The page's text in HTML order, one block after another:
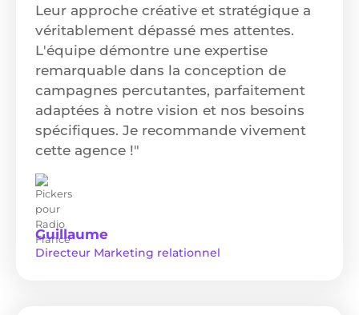
Leur approche créative et stratégique a
véritablement dépassé mes attentes.
L'équipe démontre une expertise
remarquable dans la conception de
campagnes percutantes, parfaitement
adaptées à notre vision et nos besoins
spécifiques. Je recommande vivement
cette agence !"
Guillaume
Directeur Marketing relationnel